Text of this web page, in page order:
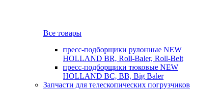
Все товары
пресс-подборщики рулонные NEW
HOLLAND BR, Roll-Baler, Roll-Belt
пресс-подборщики тюковые NEW
HOLLAND BC, BB, Big Baler
Запчасти для телескопических погрузчиков